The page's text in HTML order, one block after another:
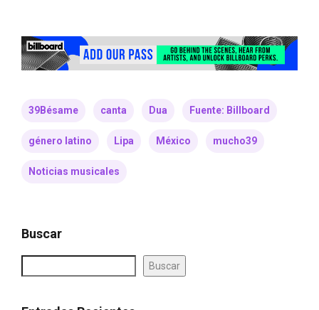
39Bésame canta Dua Fuente: Billboard
género latino Lipa México mucho39
Noticias musicales
Buscar
Buscar